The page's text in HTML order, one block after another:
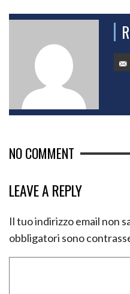
NO COMMENT
LEAVE A REPLY
Il tuo indirizzo email non
obbligatori sono